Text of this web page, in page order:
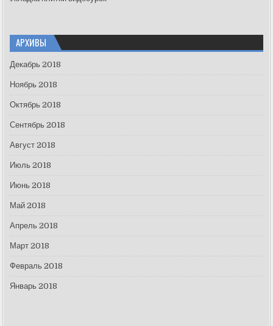
АРХИВЫ
Декабрь 2018
Ноябрь 2018
Октябрь 2018
Сентябрь 2018
Август 2018
Июль 2018
Июнь 2018
Май 2018
Апрель 2018
Март 2018
Февраль 2018
Январь 2018